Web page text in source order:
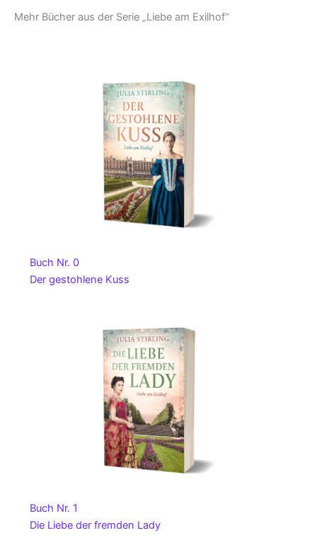
Mehr Bücher aus der Serie „Liebe am Exilhof“
Buch Nr. 0
Der gestohlene Kuss
Buch Nr. 1
Die Liebe der fremden Lady